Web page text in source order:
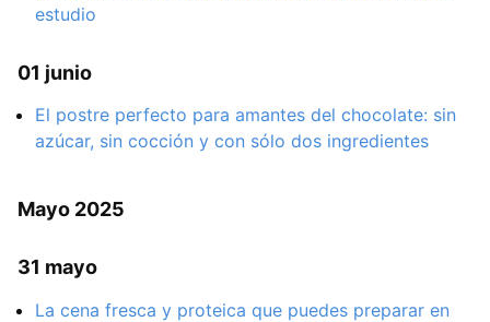
estudio
01 junio
El postre perfecto para amantes del chocolate: sin
azúcar, sin cocción y con sólo dos ingredientes
Mayo 2025
31 mayo
La cena fresca y proteica que puedes preparar en